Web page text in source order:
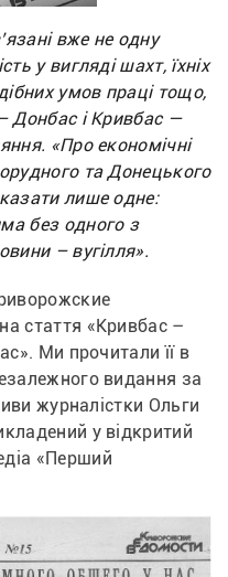
вже не одну
у вигляді шахт, їхніх
умов праці тощо,
Донбас і Кривбас —
«Про економічні
та Донецького
лише одне:
без одного з
– вугілля».
стаття «Кривбас –
Ми прочитали її в
видання за
журналістки Ольги
у відкритий
«Перший